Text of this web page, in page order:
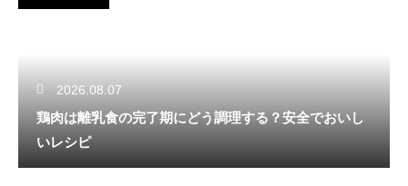
2026.08.07
鶏肉は離乳食の完了期にどう調理する？安全でおいし
いレシピ